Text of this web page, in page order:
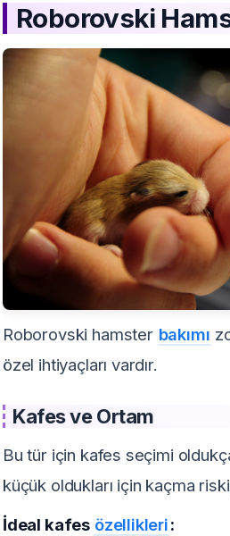
Roborovski
Roborovski hamster bakımı
özel ihtiyaçları vardır.
Kafes ve Ortam
Bu tür için kafes seçimi
küçük oldukları için kaçma
İdeal kafes özellikleri: